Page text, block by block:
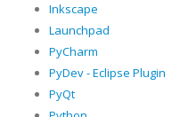
Inkscape
Launchpad
PyCharm
PyDev - Eclipse Plugin
PyQt